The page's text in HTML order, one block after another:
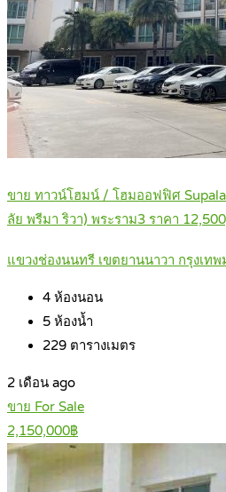
ขาย ทาวน์โฮมน์ / โฮมออฟฟิศ
ลัย พรีมา ริวา) พระราม3 ราคา
แขวงช่องนนทรี เขตยานนาวา กรุงเท
4 ห้องนอน
5 ห้องน้ำ
229 ตารางเมตร
2 เดือน ago
ขาย For Sale
2,150,000฿